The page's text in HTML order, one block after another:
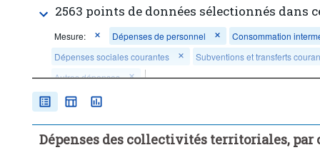
2563 points de données sélectionnés dans
Mesure: Dépenses de personnel
Consommation
Dépenses sociales courantes
Subventions et transferts
Autres dépenses
Secteur institutionnel:
Période temporelle:
Début: 2020
Fin: 2024
Dépenses des collectivités territoriales,